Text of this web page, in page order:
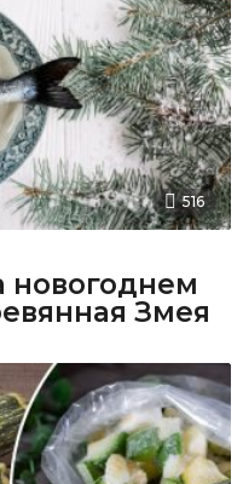
516
новогоднем
Змея